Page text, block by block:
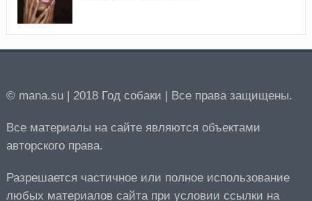
© mana.su | 2018 Год собаки | Все права защищены.
Все материалы на сайте являются объектами
авторского права.
Разрешается частичное или полное использование
любых материалов сайта при условии ссылки на